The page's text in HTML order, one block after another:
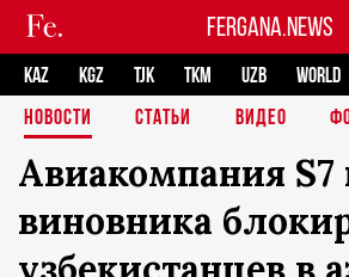
FERGANA.NEWS
KAZ KGZ TJK TKM UZB
WORLD
НОВОСТИ
СТАТЬИ ВИДЕО
Авиакомпания S7
виновника